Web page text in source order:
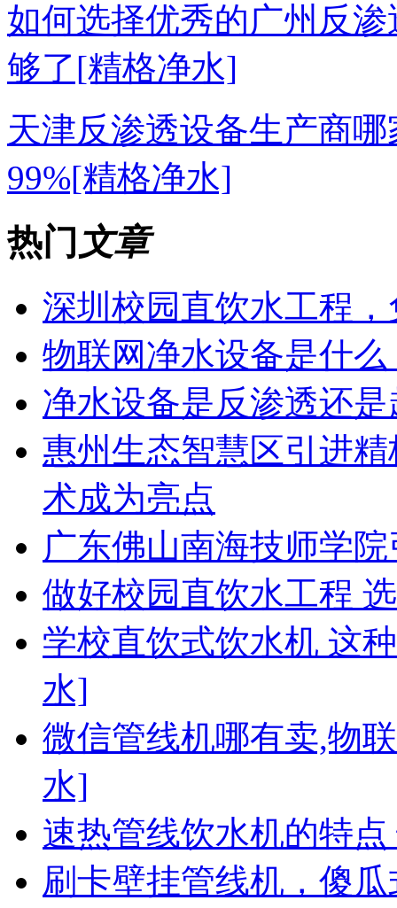
如何选择优秀的广州反
够了[精格净水]
天津反渗透设备生产商
99%[精格净水]
热门 文章
深圳校园直饮水工程
物联网净水设备是什
净水设备是反渗透还
惠州生态智慧区引进
术成为亮点
广东佛山南海技师学
做好校园直饮水工程
学校直饮式饮水机 这
水]
微信管线机哪有卖,物
水]
速热管线饮水机的特
刷卡壁挂管线机，傻